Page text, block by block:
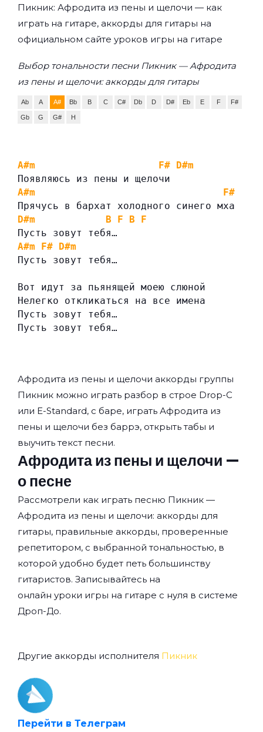
Пикник: Афродита из пены и щелочи — как
играть на гитаре, аккорды для гитары на
официальном сайте уроков игры на гитаре
Выбор тональности песни Пикник — Афродита
из пены и щелочи: аккорды для гитары
Ab A A# Bb B C C# Db D D# Eb E F F#
Gb G G# H
A#m F# D#m
Появляюсь из пены и щелочи
A#m
F#
Прячусь в бархат холодного синего мха
D#m
B F B
F
Пусть зовут тебя…
A#m
F# D#m
Пусть зовут тебя…
Вот идут за пьянящей моею слюной
Нелегко откликаться на все имена
Пусть зовут тебя…
Пусть зовут тебя…
Афродита из пены и щелочи аккорды группы
Пикник можно играть разбор в строе Drop-C
или E-Standard, с баре, играть Афродита из
пены и щелочи без баррэ, открыть табы и
выучить текст песни.
Афродита из пены и щелочи —
о песне
Рассмотрели как играть песню Пикник —
Афродита из пены и щелочи: аккорды для
гитары, правильные аккорды, проверенные
репетитором, с выбранной тональностью, в
которой удобно будет петь большинству
гитаристов. Записывайтесь на
онлайн уроки игры на гитаре с нуля в системе
Дроп-До.
Другие аккорды исполнителя Пикник
Перейти в Телеграм